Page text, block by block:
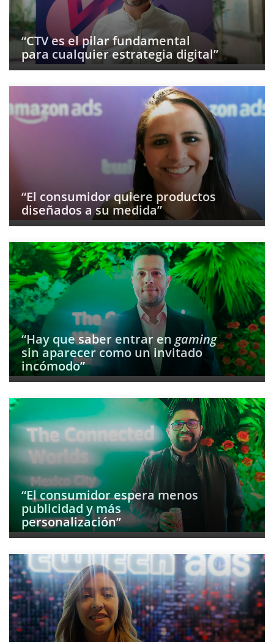
“CTV es el pilar fundamental
para cualquier estrategia digital”
“El consumidor quiere productos
diseñados a su medida”
“Hay que saber entrar en gaming
sin aparecer como un invitado
incómodo”
“El consumidor espera menos
publicidad y más
personalización”